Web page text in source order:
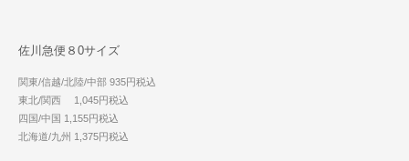
佐川急便８0サイズ
関東/信越/北陸/中部 935円税込
東北/関西 1,045円税込
四国/中国 1,155円税込
北海道/九州 1,375円税込